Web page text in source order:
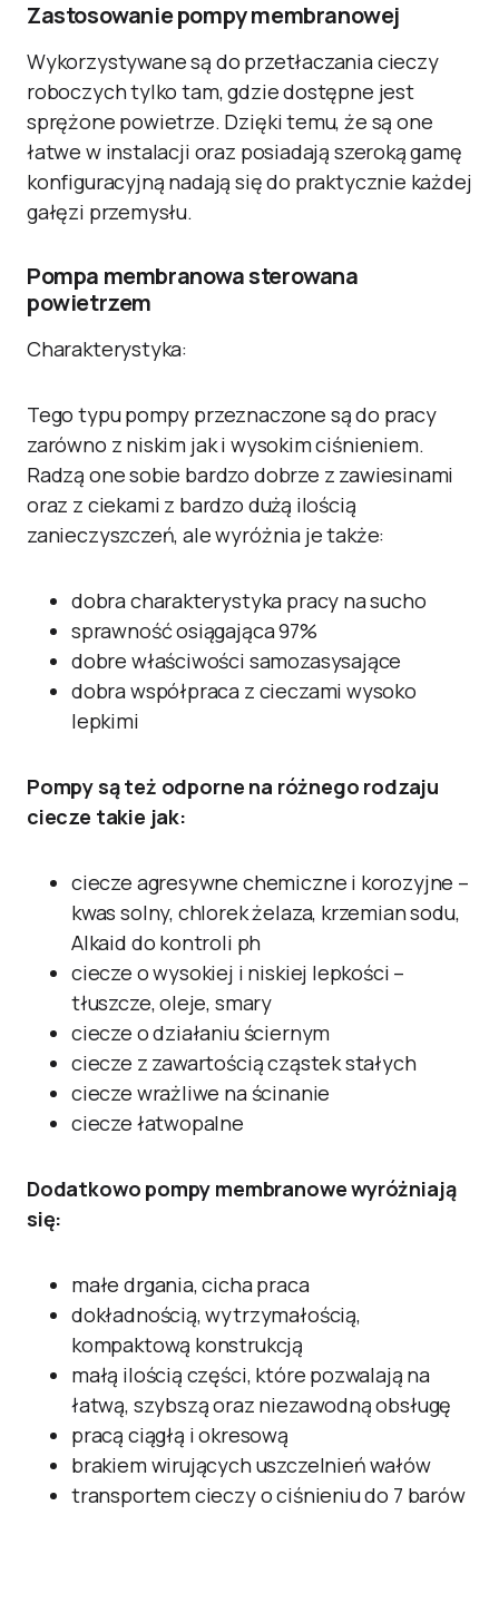
Zastosowanie pompy membranowej
Wykorzystywane są do przetłaczania cieczy
roboczych tylko tam, gdzie dostępne jest
sprężone powietrze. Dzięki temu, że są one
łatwe w instalacji oraz posiadają szeroką gamę
konfiguracyjną nadają się do praktycznie każdej
gałęzi przemysłu.
Pompa membranowa sterowana
powietrzem
Charakterystyka:
Tego typu pompy przeznaczone są do pracy
zarówno z niskim jak i wysokim ciśnieniem.
Radzą one sobie bardzo dobrze z zawiesinami
oraz z ciekami z bardzo dużą ilością
zanieczyszczeń, ale wyróżnia je także:
dobra charakterystyka pracy na sucho
sprawność osiągająca 97%
dobre właściwości samozasysające
dobra współpraca z cieczami wysoko
lepkimi
Pompy są też odporne na różnego rodzaju
ciecze takie jak:
ciecze agresywne chemiczne i korozyjne –
kwas solny, chlorek żelaza, krzemian sodu,
Alkaid do kontroli ph
ciecze o wysokiej i niskiej lepkości –
tłuszcze, oleje, smary
ciecze o działaniu ściernym
ciecze z zawartością cząstek stałych
ciecze wrażliwe na ścinanie
ciecze łatwopalne
Dodatkowo pompy membranowe wyróżniają
się:
małe drgania, cicha praca
dokładnością, wytrzymałością,
kompaktową konstrukcją
małą ilością części, które pozwalają na
łatwą, szybszą oraz niezawodną obsługę
pracą ciągłą i okresową
brakiem wirujących uszczelnień wałów
transportem cieczy o ciśnieniu do 7 barów